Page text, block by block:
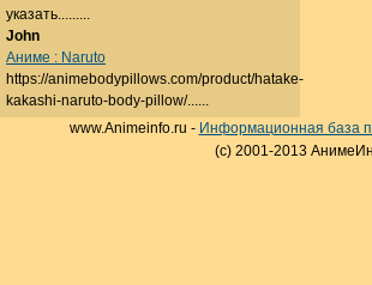
указать.........
John
Аниме : Naruto
https://animebodypillows.com/product/hatake-
kakashi-naruto-body-pillow/......
www.Animeinfo.ru - Информационная база
(c) 2001-2013